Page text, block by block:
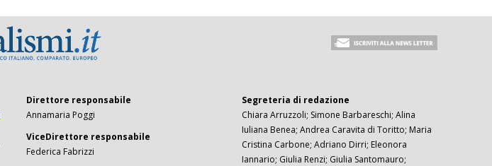
Direttore responsabile
Annamaria Poggi
ViceDirettore responsabile
Federica Fabrizzi
Segreteria di redazione
Chiara Arruzzoli; Simone Barbareschi; Alina
Iuliana Benea; Andrea Caravita di Toritto; Maria
Cristina Carbone; Adriano Dirri; Eleonora
Iannario; Giulia Renzi; Giulia Santomauro;